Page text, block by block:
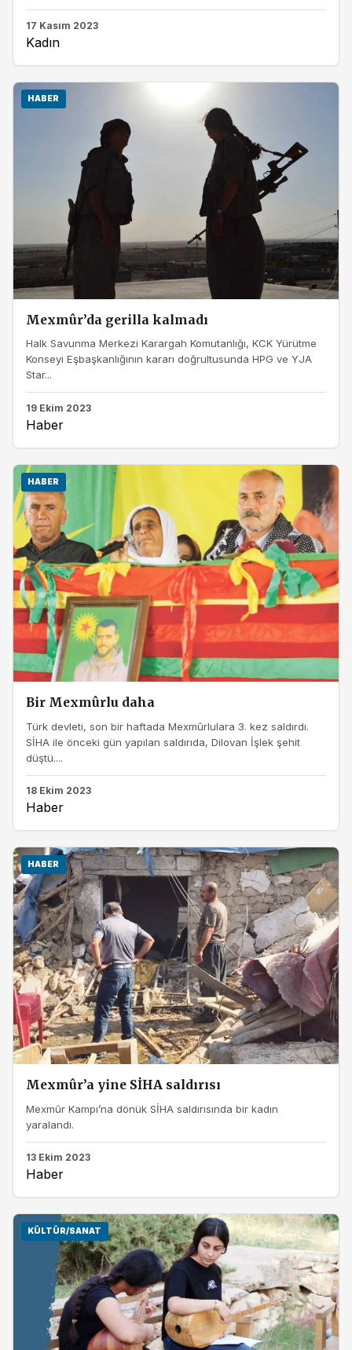
17 Kasım 2023
Kadın
HABER
Mexmûr’da gerilla kalmadı
Halk Savunma Merkezi Karargah Komutanlığı, KCK Yürütme
Konseyi Eşbaşkanlığının kararı doğrultusunda HPG ve YJA
Star...
19 Ekim 2023
Haber
HABER
Bir Mexmûrlu daha
Türk devleti, son bir haftada Mexmûrlulara 3. kez saldırdı.
SİHA ile önceki gün yapılan saldırıda, Dilovan İşlek şehit
düştü....
18 Ekim 2023
Haber
HABER
Mexmûr’a yine SİHA saldırısı
Mexmûr Kampı’na dönük SİHA saldırısında bir kadın
yaralandı.
13 Ekim 2023
Haber
KÜLTÜR/SANAT